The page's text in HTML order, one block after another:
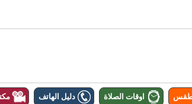
اوقات الصلاة دليل الهاتف